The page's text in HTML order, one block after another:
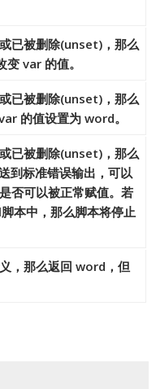
已被删除(unset)，那么
var 的值。
已被删除(unset)，那么
的值设置为 word。
已被删除(unset)，那么
到标准错误输出，可以
否可以被正常赋值。若
本中，那么脚本将停止
，那么返回 word，但